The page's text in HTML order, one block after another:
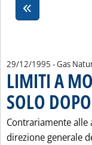
29/12/1995 - Gas
LIMITI A
SOLO
Contrariamente
direzione generale